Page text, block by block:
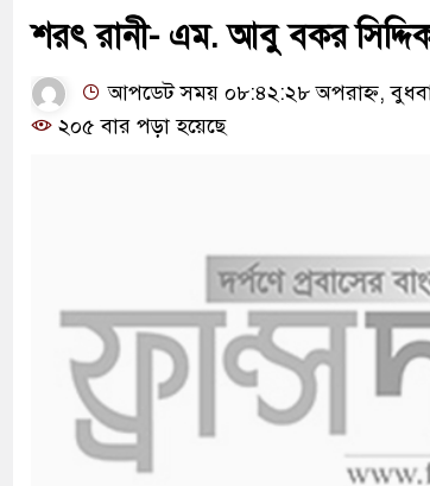
শরৎ রানী- এম. আবু বকর
আপডেট সময় ০৮:৪২:২৮ অপরাহ্ন,
২০৫ বার পড়া হয়েছে